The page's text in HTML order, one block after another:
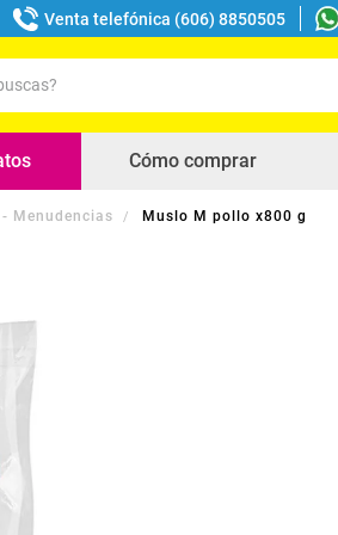
Venta telefónica (606) 8850505
Cómo comprar
Menudencias Muslo M pollo x800 g
buscados